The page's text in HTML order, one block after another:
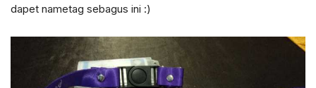
dapet nametag sebagus ini :)